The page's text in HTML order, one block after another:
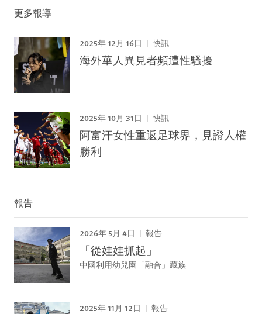
更多報導
2025年 12月 16日 快訊
海外華人異見者頻遭性騷擾
2025年 10月 31日 快訊
阿富汗女性重返足球界，見證人權
勝利
報告
2026年 5月 4日 報告
「從娃娃抓起」
中國利用幼兒園「融合」藏族
2025年 11月 12日 報告